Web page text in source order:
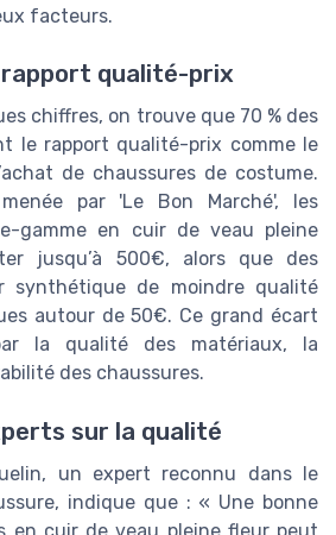
facteurs.
qualité-prix
chiffres, on trouve que 70 % des
le rapport qualité-prix comme le
de chaussures de costume.
par 'Le Bon Marché', les
gamme en cuir de veau pleine
jusqu’à 500€, alors que des
synthétique de moindre qualité
autour de 50€. Ce grand écart
la qualité des matériaux, la
des chaussures.
sur la qualité
un expert reconnu dans le
indique que : « Une bonne
en cuir de veau pleine fleur peut